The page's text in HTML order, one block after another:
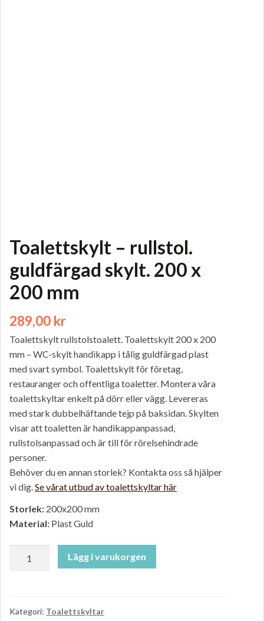
Toalettskylt – rullstol.
guldfärgad skylt. 200 x
200 mm
289,00 kr
Toalettskylt rullstolstoalett. Toalettskylt 200 x 200
mm – WC-skylt handikapp i tålig guldfärgad plast
med svart symbol. Toalettskylt för företag,
restauranger och offentliga toaletter. Montera våra
toalettskyltar enkelt på dörr eller vägg. Levereras
med stark dubbelhäftande tejp på baksidan. Skylten
visar att toaletten är handikappanpassad,
rullstolsanpassad och är till för rörelsehindrade
personer.
Behöver du en annan storlek? Kontakta oss så hjälper
vi dig.Se vårat utbud av toalettskyltar här
Storlek: 200x200 mm
Material: Plast Guld
skylt.
Lägg i varukorgen
Kategori: Toalettskyltar